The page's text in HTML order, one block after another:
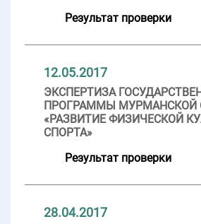
Результат проверки
12.05.2017
ЭКСПЕРТИЗА
ПРОГРАММЫ МУРМАНСКОЙ
«РАЗВИТИЕ ФИЗИЧЕСКОЙ
СПОРТА»
Результат проверки
28.04.2017